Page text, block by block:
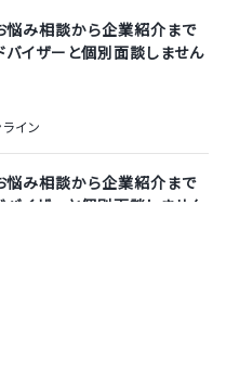
悩み相談から企業紹介まで
イザーと個別面談しません
イン
悩み相談から企業紹介まで
イザーと個別面談しません